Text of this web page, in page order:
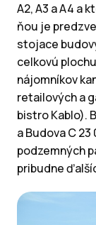
A2, A3 a A4 a
ňou je
stojace
celkovú
nájomníkov
retailových a
bistro Kablo).
a Budova C 23
podzemných
pribudne